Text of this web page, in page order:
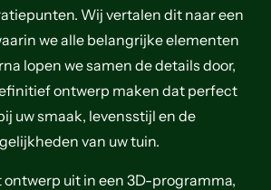
Wij vertalen dit naar een
we alle belangrijke elementen
lopen we samen de details door,
ontwerp maken dat perfect
uw smaak, levensstijl en de
van uw tuin.
ontwerp uit in een 3D-programma,